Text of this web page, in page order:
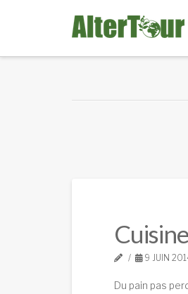
9 JUIN
Du pain pas